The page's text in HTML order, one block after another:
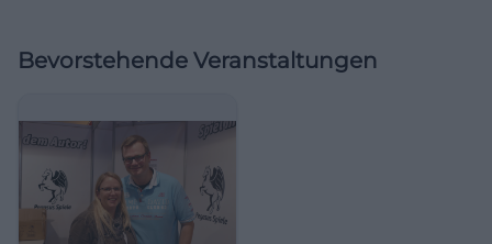
Bevorstehende Veranstaltungen